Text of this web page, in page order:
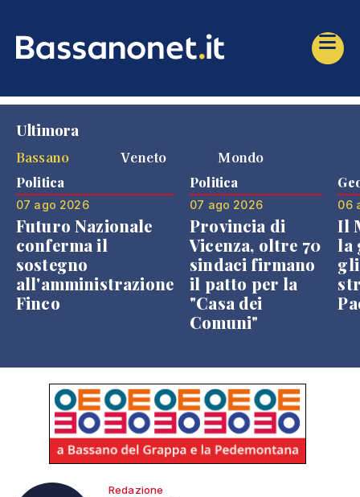
Ultimora
Bassano
Veneto Mondo
Politica
07 ago 2026
Futuro Nazionale
conferma il
sostegno
all'amministrazione
Finco
Politica
07 ago 2026
Provincia di
Vicenza, oltre 70
sindaci firmano
il patto per la
"Casa dei
Comuni"
06
Il
la
Redazione